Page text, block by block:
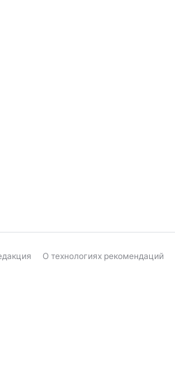
О технологиях рекомендаций